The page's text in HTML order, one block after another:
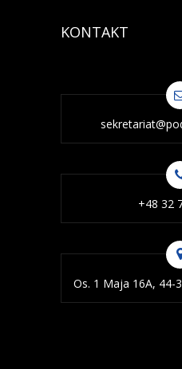
KONTAKT
+48 32
Os. 1 Maja 16A, 44-